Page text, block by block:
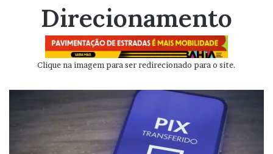
Direcionamento
Clique na imagem para ser redirecionado para o site.